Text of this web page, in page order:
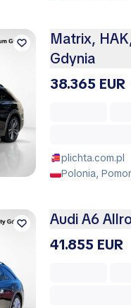
Matrix,
Gdynia
38.365 EUR
plichta.com.pl
Polonia,
Audi A6
41.855 EUR